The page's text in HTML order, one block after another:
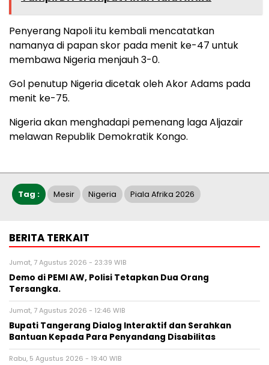
Penyerang Napoli itu kembali mencatatkan
namanya di papan skor pada menit ke-47 untuk
membawa Nigeria menjauh 3-0.
Gol penutup Nigeria dicetak oleh Akor Adams pada
menit ke-75.
Nigeria akan menghadapi pemenang laga Aljazair
melawan Republik Demokratik Kongo.
Tag : Mesir Nigeria Piala Afrika 2026
BERITA TERKAIT
Jumat, 7 Agustus 2026 - 23:39 WIB
Demo di PEMI AW, Polisi Tetapkan Dua Orang
Tersangka.
Jumat, 7 Agustus 2026 - 12:46 WIB
Bupati Tangerang Dialog Interaktif dan Serahkan
Bantuan Kepada Para Penyandang Disabilitas
Rabu, 5 Agustus 2026 - 19:40 WIB